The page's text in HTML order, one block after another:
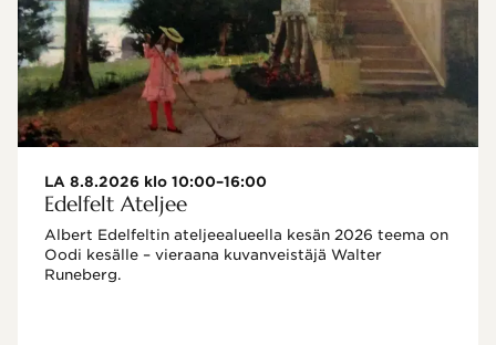
LA 8.8.2026 klo 10:00–16:00
Edelfelt Ateljee
Albert Edelfeltin ateljeealueella kesän 2026 teema on
Oodi kesälle – vieraana kuvanveistäjä Walter